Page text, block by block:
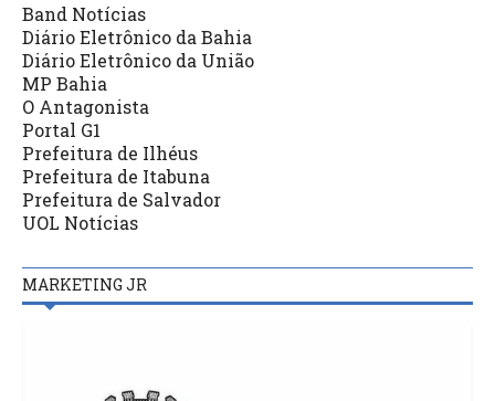
Band Notícias
Diário Eletrônico da Bahia
Diário Eletrônico da União
MP Bahia
O Antagonista
Portal G1
Prefeitura de Ilhéus
Prefeitura de Itabuna
Prefeitura de Salvador
UOL Notícias
MARKETING JR